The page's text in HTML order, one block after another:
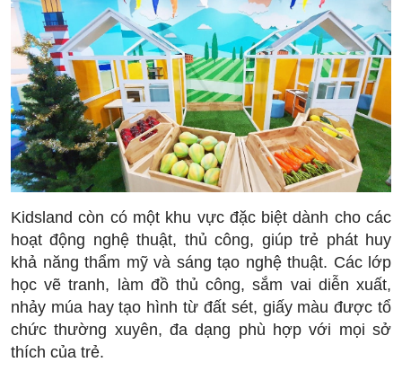
Kidsland còn có một khu vực đặc biệt dành cho các
hoạt động nghệ thuật, thủ công, giúp trẻ phát huy
khả năng thẩm mỹ và sáng tạo nghệ thuật. Các lớp
học vẽ tranh, làm đồ thủ công, sắm vai diễn xuất,
nhảy múa hay tạo hình từ đất sét, giấy màu được tổ
chức thường xuyên, đa dạng phù hợp với mọi sở
thích của trẻ.